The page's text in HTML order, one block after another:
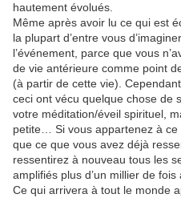
hautement évolués.
Même après avoir lu ce qui est
la plupart d’entre vous
l’événement, parce que vous
de vie antérieure comme point
(à partir de cette vie).
ceci ont vécu quelque chose de
votre méditation/éveil spirituel,
petite… Si vous appartenez à ce
que ce que vous avez déjà
ressentirez à nouveau tous les
amplifiés plus d’un millier de fois
Ce qui arrivera à tout le monde